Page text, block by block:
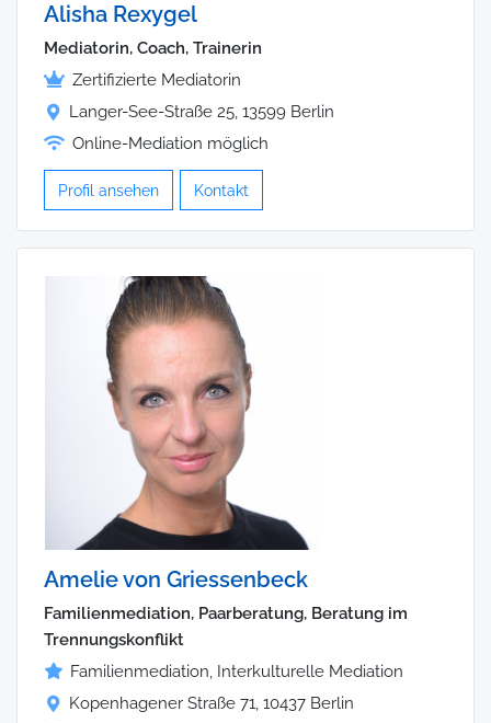
Alisha Rexygel
Mediatorin, Coach, Trainerin
Zertifizierte Mediatorin
Langer-See-Straße 25, 13599 Berlin
Online-Mediation möglich
Profil ansehen Kontakt
Amelie von Griessenbeck
Familienmediation, Paarberatung, Beratung im
Trennungskonflikt
Familienmediation, Interkulturelle Mediation
Kopenhagener Straße 71, 10437 Berlin